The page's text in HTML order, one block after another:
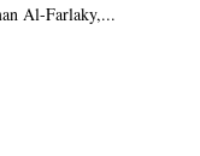
Al-Farlaky,...